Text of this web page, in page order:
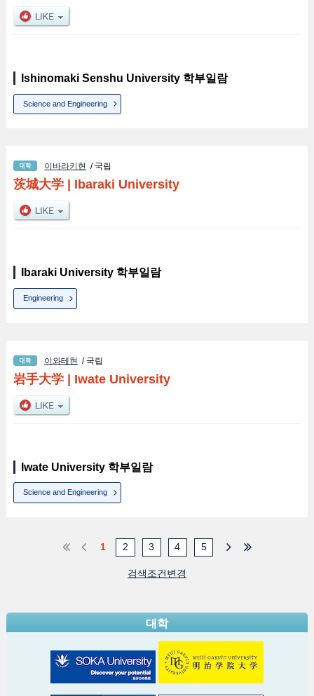
Ishinomaki Senshu University 학부일람
Science and Engineering
이바라키현 / 국립
茨城大学| Ibaraki University
Ibaraki University 학부일람
Engineering
이와테현 / 국립
岩手大学| Iwate University
Iwate University 학부일람
Science and Engineering
1 2 3 4 5
검색조건변경
대학